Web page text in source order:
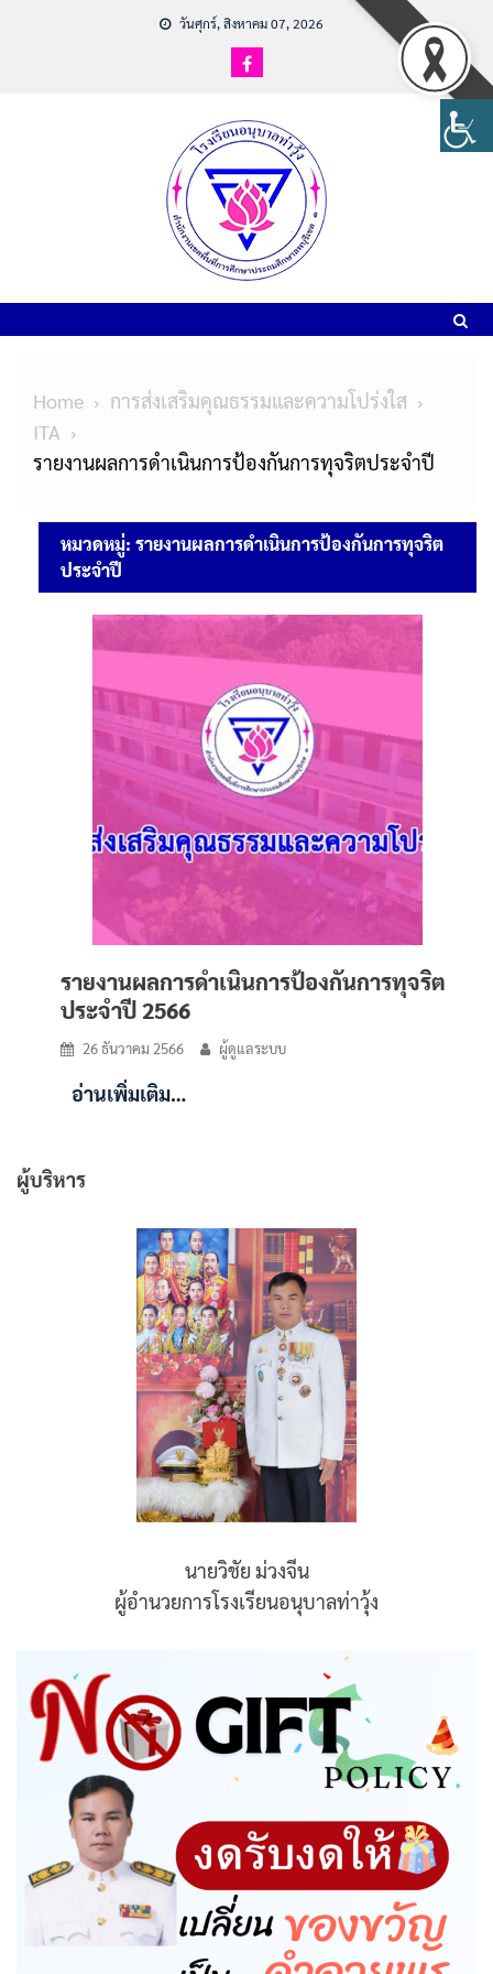
วันศุกร์, สิงหาคม 07, 2026
Home
การส่งเสริมคุณธรรมและความโปร่งใส
ITA
รายงานผลการดำเนินการป้องกันการทุจริตประจำปี
หมวดหมู่: รายงานผลการดำเนินการป้องกันการทุจริต
ประจำปี
รายงานผลการดำเนินการป้องกันการทุจริต
ประจำปี 2566
26 ธันวาคม 2566 ผู้ดูแลระบบ
อ่านเพิ่มเติม…
ผู้บริหาร
นายวิชัย ม่วงจีน
ผู้อำนวยการโรงเรียนอนุบาลท่าวุ้ง